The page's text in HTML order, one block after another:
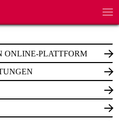
ONLINE-PLATTFORM